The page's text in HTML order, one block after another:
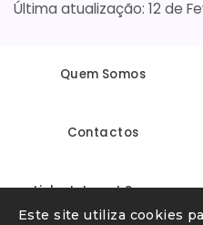
Este site utiliza cookies
12 de
Quem Somos
Contactos
Linha Internet Segura